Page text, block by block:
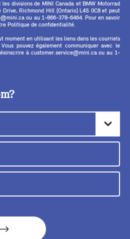
divisions de MINI Canada et BMW Motorrad
Richmond Hill (Ontario) L4S 0C8 et peut
ou au 1-866-378-6464. Pour en savoir
Politique de confidentialité.
moment en utilisant les liens dans les courriels
pouvez également communiquer avec le
à customer.service@mini.ca ou au 1-